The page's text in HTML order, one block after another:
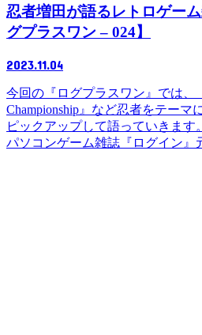
忍者増田が語るレトロゲー
グプラスワン – 024】
2023.11.04
今回の『ログプラスワン』では、
Championship』など忍者をテーマ
ピックアップして語っていきます
パソコンゲーム雑誌『ログイン』